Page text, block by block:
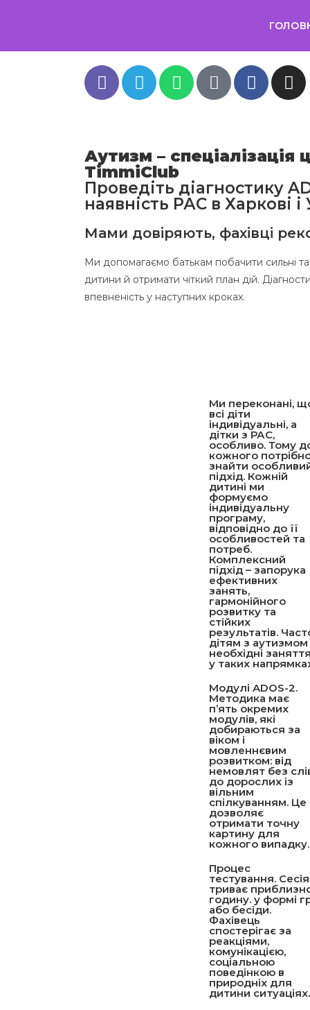
Аутизм – спеціалізація
TimmiClub
Проведіть діагностику
наявність РАС в Харкові і
Мами довіряють, фахівці
Ми допомагаємо батькам побачити сильні
дитини й отримати чіткий план дій.
впевненість у наступних кроках.
Ми переконані,
всі діти
індивідуальні, а
дітки з РАС,
особливо.Тому
кожного
знайти
підхід. Кожній
дитині ми
формуємо
індивідуальну
програму,
відповідно до її
особливостей та
потреб.
Комплексний
підхід – запорука
ефективних
занять,
гармонійного
розвитку та
стійких
результатів.
дітям з аутизмом
необхідні заняття
у таких
Модулі ADOS-2.
Методика має
п’ять окремих
модулів, які
добираються за
віком і
мовленнєвим
розвитком: від
немовлят без
до дорослих із
вільним
спілкуванням. Це
дозволяє
отримати точну
картину для
кожного випадку.
Процес
тестування. Сесія
триває
годину. у формі
або бесіди.
Фахівець
спостерігає за
реакціями,
комунікацією,
соціальною
поведінкою в
природніх для
дитини ситуаціях.